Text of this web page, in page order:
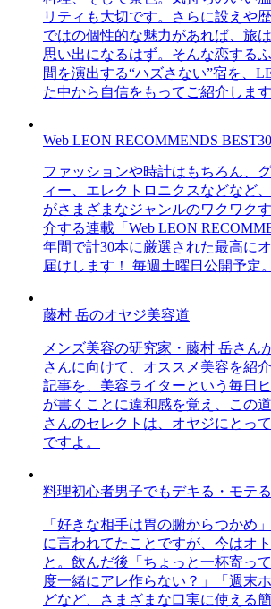
リティも大切です。さらに設えや
ではの個性的な魅力があれば、旅
思い出になるはず。そんな恋する
間を演出する“ハズさない”宿を、
た中から自信をもってご紹介します
Web LEON RECOMMENDS BEST30
ファッションや時計はもちろん、
ィー、エレクトロニクスなどなど
がさまざまなジャンルのワクワク
介する連載「Web LEON
年間で計30本に厳選された最高に
届けします！ 毎週土曜日公開予定。
藤村 岳のオヤジ美容道
メンズ美容の研究家・藤村 岳さん
さんに向けて、オススメ美容を紹
記事を、美容ライターという毎日
が書くことに違和感を覚え、この
さんのセレクトは、オヤジにとっ
ですよ。
料理初心者男子でもデキる・モテ
「好きな相手は胃の腑からつかめ
に言われてたことですが、今はオ
と。飲んだ後「ちょっと一杯寄っ
度一緒にアレ作らない？」「週末
どなど、さまざまな口実に使える